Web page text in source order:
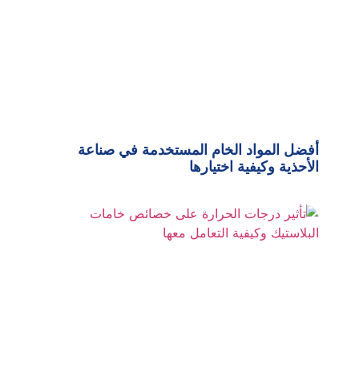
أفضل المواد الخام المستخدمة في صناعة
الأحذية وكيفية اختيارها